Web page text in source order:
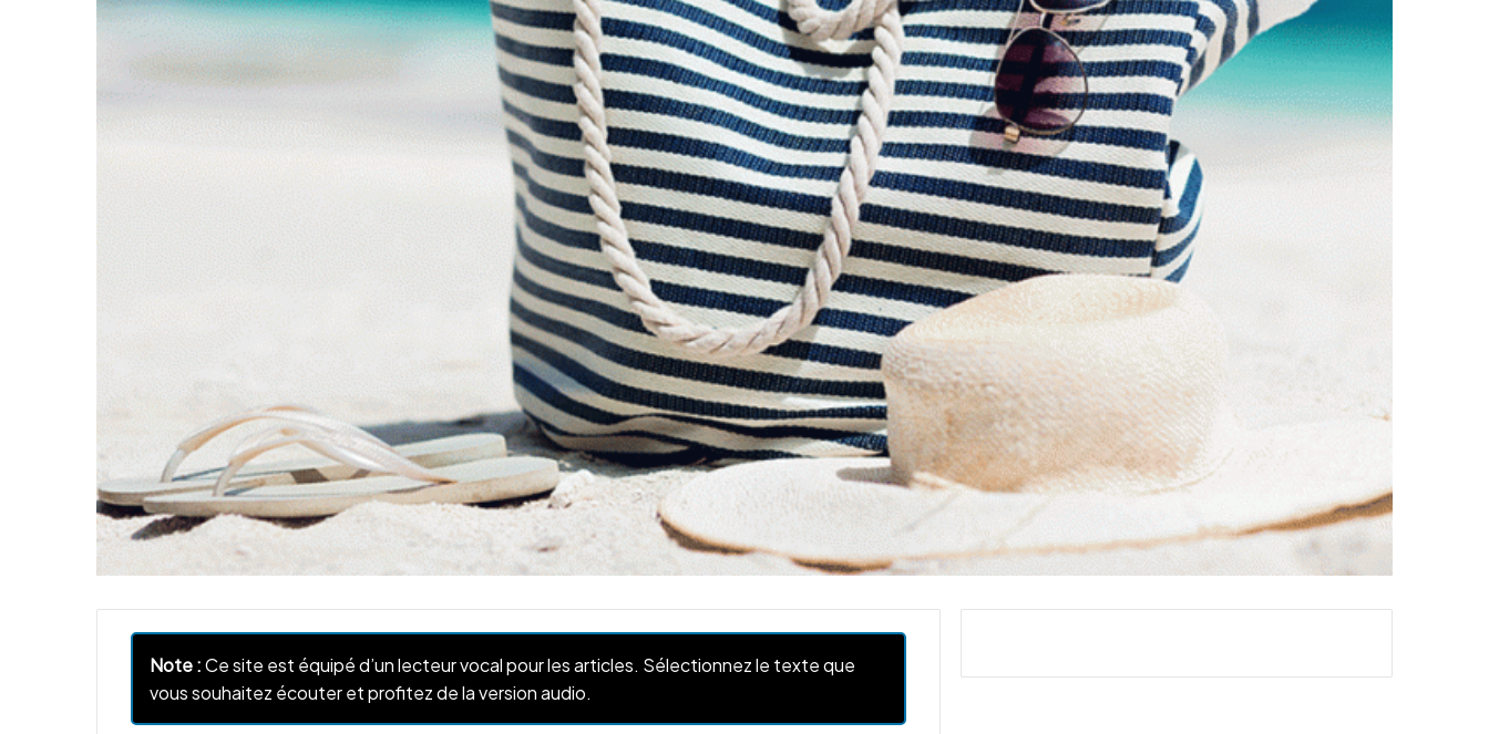
Note :Ce site est équipé d’un lecteur vocal pour les articles. Sélectionnez le texte que
vous souhaitez écouter et profitez de la version audio.